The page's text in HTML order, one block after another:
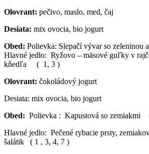
Olovrant: pečivo, maslo, med, čaj
Desiata: mix ovocia, bio jogurt
Obed: Polievka: Slepačí vývar so zeleninou
Hlavné jedlo: Ryžovo – mäsové guľky v
kňedľa ( 1, 3 )
Olovrant: čokoládový jogurt
Desiata: mix ovocia, bio jogurt
Obed: Polievka : Kapustová so zemiakmi
Hlavné jedlo: Pečené rybacie prsty,
šalátik ( 1 , 3, 4, 7 )